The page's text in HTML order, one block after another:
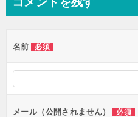
名前 必須
メール（公開されません） 必須